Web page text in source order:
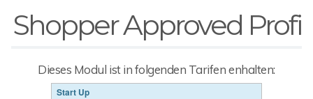
Shopper Approved Profi
Dieses Modul ist in folgenden Tarifen enhalten:
Start Up